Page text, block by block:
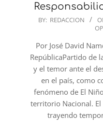
2024-
31
BY: REDACCION
Por José David
RepúblicaPartido de
y el temor ante el
en el país, como
fenómeno de El
territorio Nacional.
trayendo